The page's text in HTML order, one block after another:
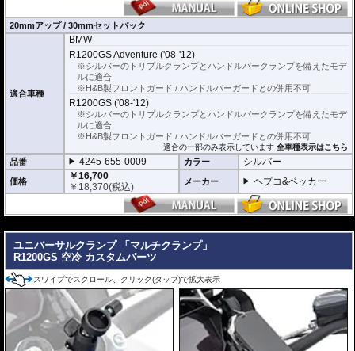
20mmアップ / 30mmセットバック
適合車種
BMW
R1200GS Adventure ('08-'12)
※シルバーのトリプルクランプとハンドルバークランプを備えたモデ
ルに適合
※H&B製フロントガード / ハンドルバーガードとの併用不可
R1200GS ('08-'12)
※シルバーのトリプルクランプとハンドルバークランプを備えたモデ
ルに適合
※H&B製フロントガード / ハンドルバーガードとの併用不可
適合の一部のみ表示しています全車種表示はこちら
品番 4245-655-0009 カラー シルバー
価格
￥16,700
￥ 18,370(税込) メーカー ヘプコ&ベッカー
ユニバーサルクランプ 「マルチクランプ」
R1200GS 空冷 カスタムパーツ
スワイプでスクロール、クリック(タップ)で拡大表示